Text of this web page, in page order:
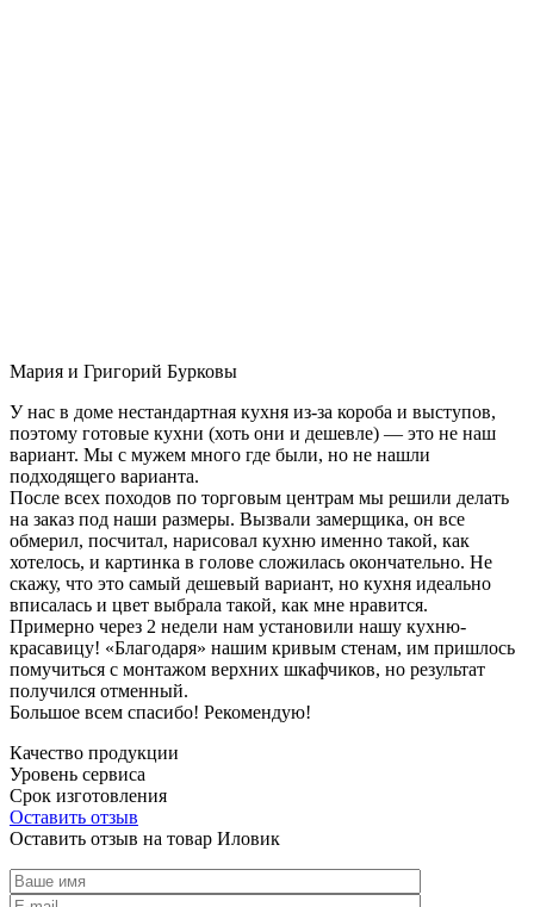
Мария и Григорий Бурковы
У нас в доме нестандартная кухня из-за короба и выступов,
поэтому готовые кухни (хоть они и дешевле) — это не наш
вариант. Мы с мужем много где были, но не нашли
подходящего варианта.
После всех походов по торговым центрам мы решили делать
на заказ под наши размеры. Вызвали замерщика, он все
обмерил, посчитал, нарисовал кухню именно такой, как
хотелось, и картинка в голове сложилась окончательно. Не
скажу, что это самый дешевый вариант, но кухня идеально
вписалась и цвет выбрала такой, как мне нравится.
Примерно через 2 недели нам установили нашу кухню-
красавицу! «Благодаря» нашим кривым стенам, им пришлось
помучиться с монтажом верхних шкафчиков, но результат
получился отменный.
Большое всем спасибо! Рекомендую!
Качество продукции
Уровень сервиса
Срок изготовления
Оставить отзыв
Оставить отзыв на товар Иловик